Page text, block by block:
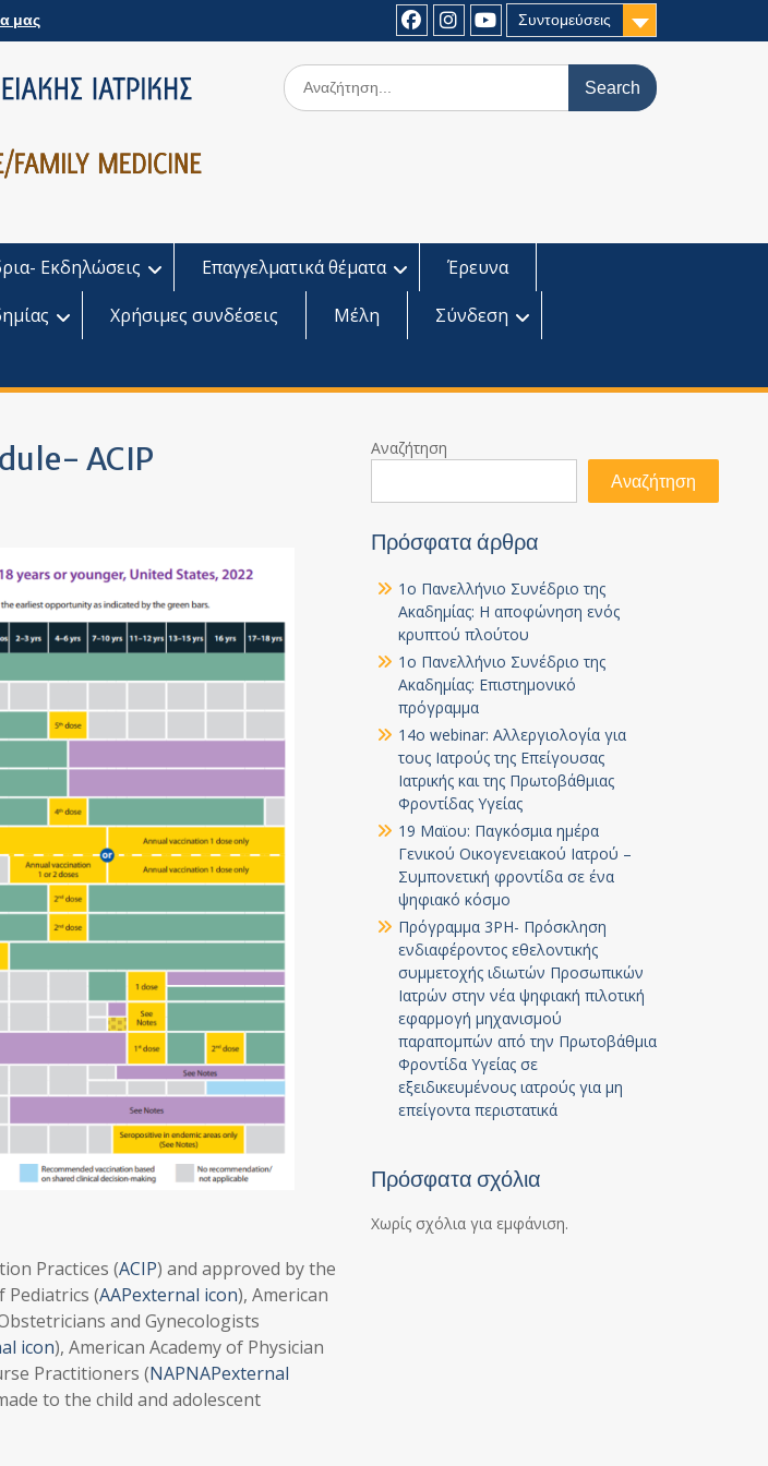
μας
Συντομεύσεις
FacebookInstagram
Youtube
Search
for:
Εκδηλώσεις Επαγγελματικά θέματα
Έρευνα
Χρήσιμες συνδέσεις Μέλη
Σύνδεση
ACIP
Practices (ACIP) and approved by the
Pediatrics (AAPexternal icon), American
and Gynecologists
icon), American Academy of Physician
Practitioners (NAPNAPexternal
to the child and adolescent
Αναζήτηση
Αναζήτηση
Πρόσφατα άρθρα
1ο Πανελλήνιο Συνέδριο της
Ακαδημίας: Η αποφώνηση ενός
κρυπτού πλούτου
1ο Πανελλήνιο Συνέδριο της
Ακαδημίας: Επιστημονικό
πρόγραμμα
14ο webinar: Αλλεργιολογία για
τους Ιατρούς της Επείγουσας
Ιατρικής και της Πρωτοβάθμιας
Φροντίδας Υγείας
19 Μαϊου: Παγκόσμια ημέρα
Γενικού Οικογενειακού Ιατρού –
Συμπονετική φροντίδα σε ένα
ψηφιακό κόσμο
Πρόγραμμα 3PH- Πρόσκληση
ενδιαφέροντος εθελοντικής
συμμετοχής ιδιωτών Προσωπικών
Ιατρών στην νέα ψηφιακή πιλοτική
εφαρμογή μηχανισμού
παραπομπών από την Πρωτοβάθμια
Φροντίδα Υγείας σε
εξειδικευμένους ιατρούς για μη
επείγοντα περιστατικά
Πρόσφατα σχόλια
Χωρίς σχόλια για εμφάνιση.